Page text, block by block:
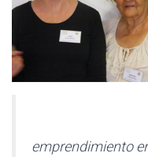
emprendimiento